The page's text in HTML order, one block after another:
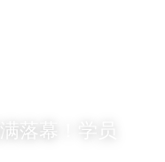
落幕！学员